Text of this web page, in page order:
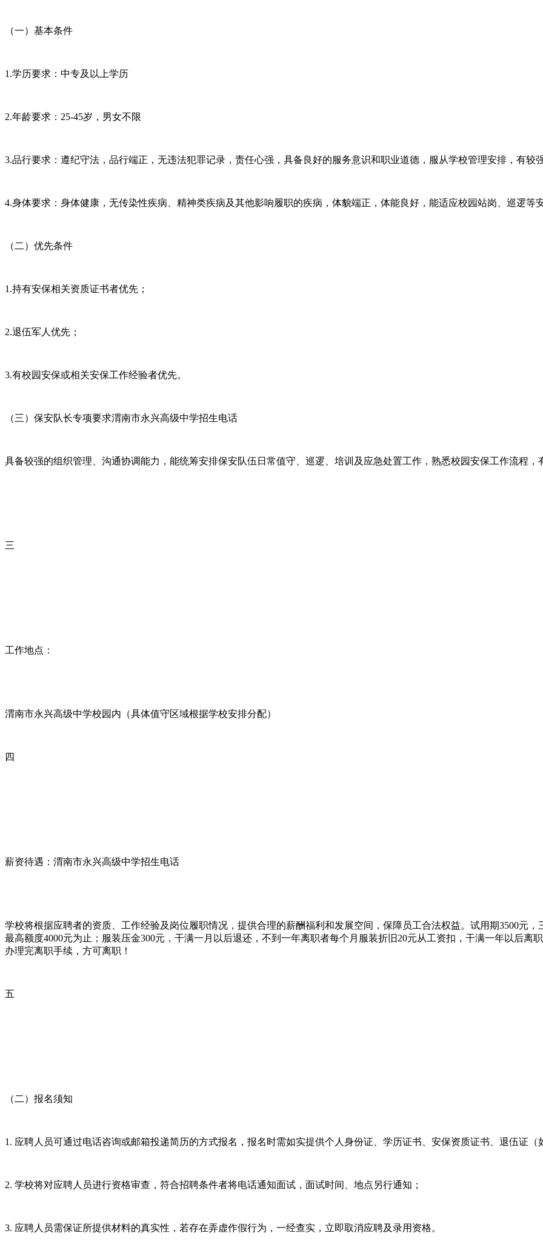
（一）基本条件
1.学历要求：中专及以上学历
2.年龄要求：25-45岁，男女不限
3.品行要求：遵纪守法，品行端正，无违法犯罪记录，责任心强，具备良好的服务意识和职业道德，服从学校管理安排，有较
4.身体要求：身体健康，无传染性疾病、精神类疾病及其他影响履职的疾病，体貌端正，体能良好，能适应校园站岗、巡逻等
（二）优先条件
1.持有安保相关资质证书者优先；
2.退伍军人优先；
3.有校园安保或相关安保工作经验者优先。
（三）保安队长专项要求渭南市永兴高级中学招生电话
具备较强的组织管理、沟通协调能力，能统筹安排保安队伍日常值守、巡逻、培训及应急处置工作，熟悉校园安保工作流程，
三
工作地点：
渭南市永兴高级中学校园内（具体值守区域根据学校安排分配）
四
薪资待遇：渭南市永兴高级中学招生电话
学校将根据应聘者的资质、工作经验及岗位履职情况，提供合理的薪酬福利和发展空间，保障员工合法权益。试用期3500元，
最高额度4000元为止；服装压金300元，干满一月以后退还，不到一年离职者每个月服装折旧20元从工资扣，干满一年以后
办理完离职手续，方可离职！
五
（二）报名须知
1. 应聘人员可通过电话咨询或邮箱投递简历的方式报名，报名时需如实提供个人身份证、学历证书、安保资质证书、退伍证（
2. 学校将对应聘人员进行资格审查，符合招聘条件者将电话通知面试，面试时间、地点另行通知；
3. 应聘人员需保证所提供材料的真实性，若存在弄虚作假行为，一经查实，立即取消应聘及录用资格。